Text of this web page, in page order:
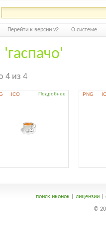
Перейти к версии v2 О системе
4 из 4
ICO Подробнее PNG
поиск иконок| лицензии|
©